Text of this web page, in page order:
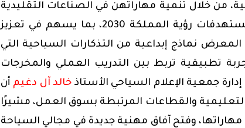
من خلال تنمية مهاراتهن في الصناعات التقليدية
والحرف اليدوية، وتأهيلهن لسوق العمل بما يتماشى مع مستهدفات رؤية المملكة 2030، بما يسهم في تعزيز
المعرض نماذج إبداعية من التذكارات السياحية التي
تطبيقية تربط بين التدريب العملي والمخرجات
جمعية الإعلام السياحي الأستاذ خالد آل دغيم أن
والقطاعات المرتبطة بسوق العمل، مشيرًا
وفتح آفاق مهنية جديدة في مجالي السياحة